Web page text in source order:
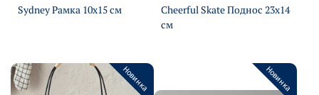
Sydney Рамка 10х15 см
Cheerful Skate Поднос 23х14
см
Новинка Новинка